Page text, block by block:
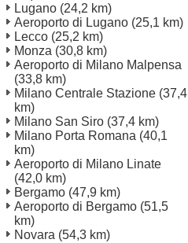
Lugano (24,2 km)
Aeroporto di Lugano (25,1 km)
Lecco (25,2 km)
Monza (30,8 km)
Aeroporto di Milano Malpensa
(33,8 km)
Milano Centrale Stazione (37,4
km)
Milano San Siro (37,4 km)
Milano Porta Romana (40,1
km)
Aeroporto di Milano Linate
(42,0 km)
Bergamo (47,9 km)
Aeroporto di Bergamo (51,5
km)
Novara (54,3 km)